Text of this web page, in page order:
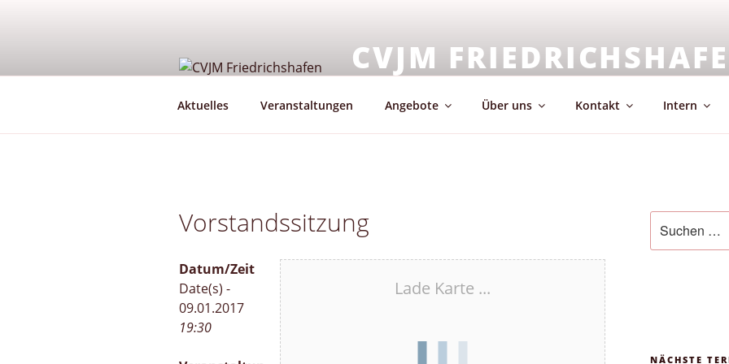
CVJM
Aktuelles Veranstaltungen Angebote Über uns Kontakt Intern
Vorstandssitzung
Lade Karte ...
Datum/Zeit
Date(s) -
09.01.2017
19:30
nach:
NÄCHSTE